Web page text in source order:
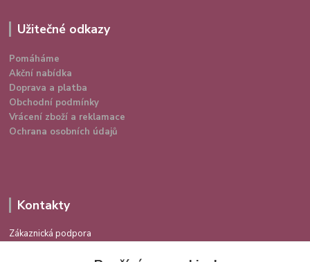
Užitečné odkazy
Pomáháme
Akční nabídka
Doprava a platba
Obchodní podmínky
Vrácení zboží a reklamace
Ochrana osobních údajů
Kontakty
Zákaznická podpora